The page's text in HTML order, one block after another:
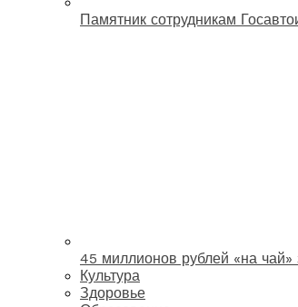
Памятник сотрудникам
45 миллионов рублей «на
Культура
Здоровье